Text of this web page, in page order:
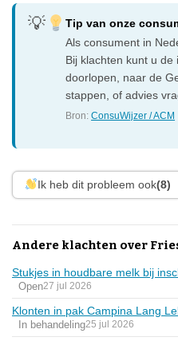
Tip van onze
Als consument in
Bij klachten kunt u
doorlopen, naar de
stappen, of advies
Bron:ConsuWijzer / ACM
Ik heb dit probleem ook(8)
Andere klachten over
Stukjes in houdbare melk bij
Open27 jul 2026
Klonten in pak Campina Lang
In behandeling25 jul 2026